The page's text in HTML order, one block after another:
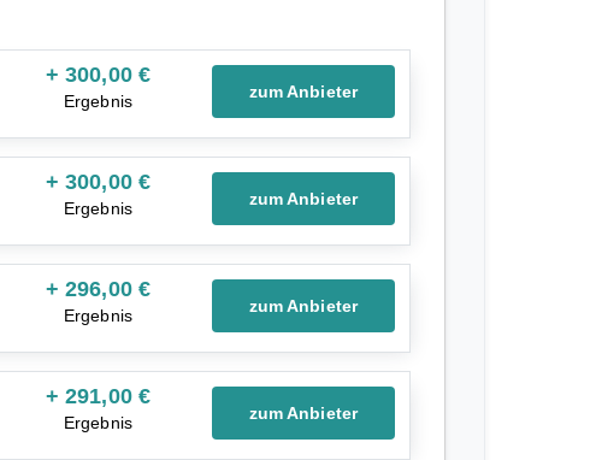
+ 300,00 €
Ergebnis zum Anbieter
+ 300,00 €
Ergebnis zum Anbieter
+ 296,00 €
Ergebnis zum Anbieter
+ 291,00 €
Ergebnis zum Anbieter